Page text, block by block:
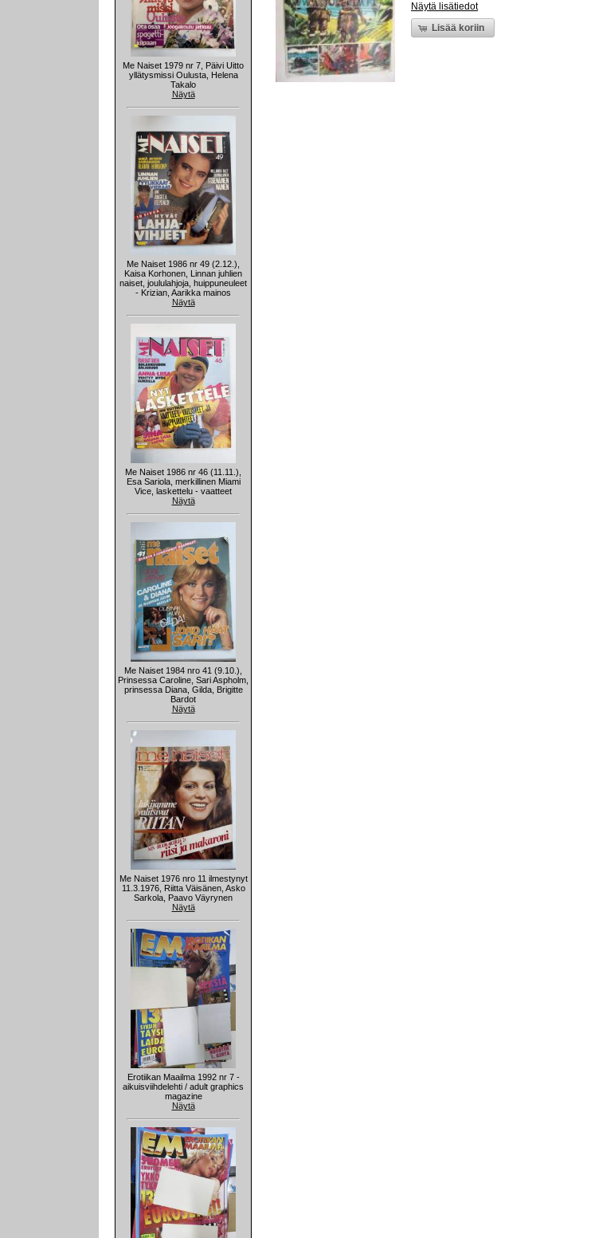
Me Naiset 1979 nr 7, Päivi Uitto
yllätysmissi Oulusta, Helena
Takalo
Näytä
Me Naiset 1986 nr 49 (2.12.),
Kaisa Korhonen, Linnan juhlien
naiset, joululahjoja, huippuneuleet
- Krizian, Aarikka mainos
Näytä
Me Naiset 1986 nr 46 (11.11.),
Esa Sariola, merkillinen Miami
Vice, laskettelu - vaatteet
Näytä
Me Naiset 1984 nro 41 (9.10.),
Prinsessa Caroline, Sari Aspholm,
prinsessa Diana, Gilda, Brigitte
Bardot
Näytä
Me Naiset 1976 nro 11 ilmestynyt
11.3.1976, Riitta Väisänen, Asko
Sarkola, Paavo Väyrynen
Näytä
Erotiikan Maailma 1992 nr 7 -
aikuisviihdelehti / adult graphics
magazine
Näytä
Näytä lisätiedot
Lisää koriin